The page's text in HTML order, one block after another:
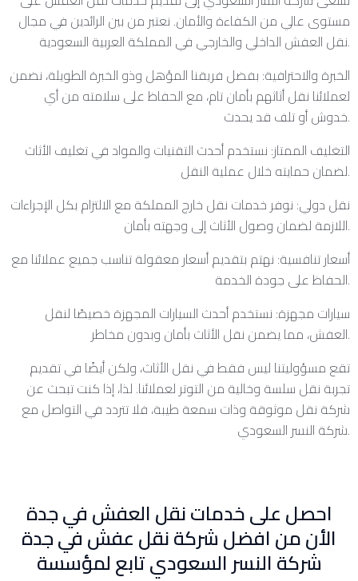
مستوى عالي من الكفاءة والأمان. نعتبر من بين الرائدين في مجال
نقل العفش الداخلي والخارجي في المملكة العربية السعودية.
الخبرة والاحترافية: بفضل فريقنا المؤهل وذو الخبرة الطويلة، نضمن
لعملائنا نقل أثاثهم بأمان تام، مع الحفاظ على سلامته من أي
خدوش أو تلف قد يحدث.
التغليف الممتاز: نستخدم أحدث التقنيات والمواد في تغليف الأثاث
لضمان حمايته خلال عملية النقل.
نقل دولي: نوفر خدمات نقل خارج المملكة مع الالتزام بكل الإجراءات
اللازمة لضمان وصول الأثاث إلى وجهته بأمان.
أسعار تنافسية: نهتم بتقديم أسعار معقولة تناسب جميع عملائنا مع
الحفاظ على جودة الخدمة.
سيارات مجهزة: نستخدم أحدث السيارات المجهزة خصيصًا لنقل
العفش، مما يضمن نقل الأثاث بأمان وبدون مخاطر.
تقع مسؤوليتنا ليس فقط في نقل الأثاث، ولكن أيضًا في تقديم
تجربة نقل سلسة وخالية من التوتر لعملائنا. لذا، إذا كنت تبحث عن
شركة نقل موثوقة وذات سمعة طيبة، فلا تتردد في التواصل مع
شركة النسر السعودي.
احصل على خدمات نقل العفش في جدة
الأن من افضل شركة نقل عفش في جدة
شركة النسر السعودي تابع لمؤسسة